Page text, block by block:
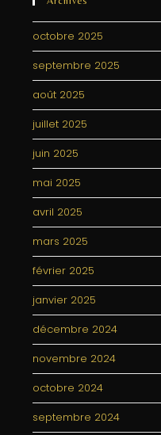
octobre 2025
septembre 2025
août 2025
juillet 2025
juin 2025
mai 2025
avril 2025
mars 2025
février 2025
janvier 2025
décembre 2024
novembre 2024
octobre 2024
septembre 2024